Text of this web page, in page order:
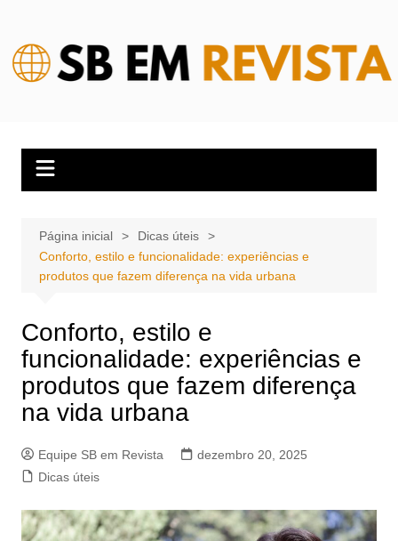
conteúdo
Página inicial
Dicas úteis
Conforto, estilo e funcionalidade: experiências e
produtos que fazem diferença na vida urbana
Conforto, estilo e
funcionalidade: experiências e
produtos que fazem diferença
na vida urbana
Equipe SB em Revista
dezembro 20, 2025
Dicas úteis